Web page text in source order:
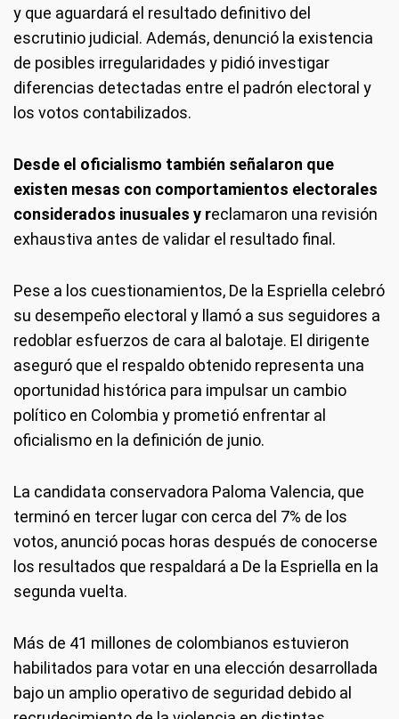
y que aguardará el resultado definitivo del
escrutinio judicial. Además, denunció la existencia
de posibles irregularidades y pidió investigar
diferencias detectadas entre el padrón electoral y
los votos contabilizados.
Desde el oficialismo también señalaron que
existen mesas con comportamientos electorales
considerados inusuales y reclamaron una revisión
exhaustiva antes de validar el resultado final.
Pese a los cuestionamientos, De la Espriella celebró
su desempeño electoral y llamó a sus seguidores a
redoblar esfuerzos de cara al balotaje. El dirigente
aseguró que el respaldo obtenido representa una
oportunidad histórica para impulsar un cambio
político en Colombia y prometió enfrentar al
oficialismo en la definición de junio.
La candidata conservadora Paloma Valencia, que
terminó en tercer lugar con cerca del 7% de los
votos, anunció pocas horas después de conocerse
los resultados que respaldará a De la Espriella en la
segunda vuelta.
Más de 41 millones de colombianos estuvieron
habilitados para votar en una elección desarrollada
bajo un amplio operativo de seguridad debido al